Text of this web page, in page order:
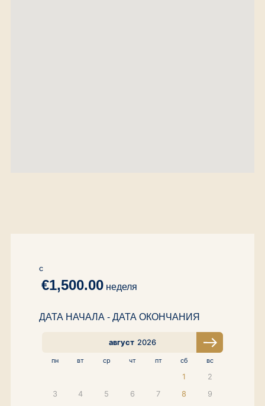
с
€1,500.00 неделя
ДАТА НАЧАЛА - ДАТА ОКОНЧАНИЯ
август 2026
пн вт ср чт пт сб вс
1
2
3
4 5 6 7 8
9